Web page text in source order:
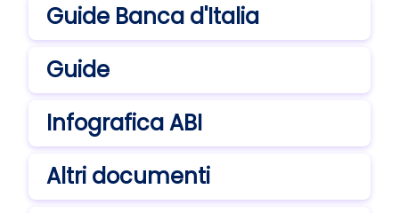
Guide Banca d'Italia
Guide
Infografica ABI
Altri documenti